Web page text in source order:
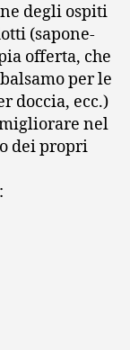
degli ospiti
(sapone-
offerta, che
per le
doccia, ecc.)
nel
dei propri